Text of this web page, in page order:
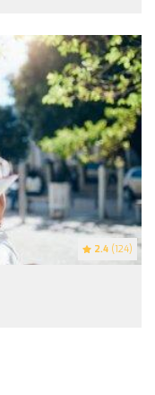
2.4 (124)